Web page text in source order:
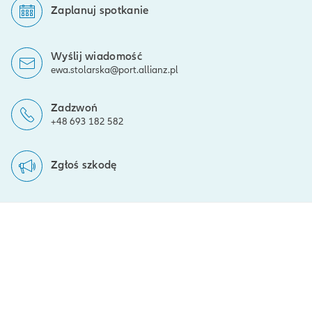
Zaplanuj spotkanie
Wyślij wiadomość
ewa.stolarska@port.allianz.pl
Zadzwoń
+48 693 182 582
Zgłoś szkodę